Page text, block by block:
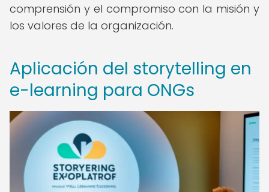
comprensión y el compromiso con la misión y
los valores de la organización.
Aplicación del storytelling en
e-learning para ONGs